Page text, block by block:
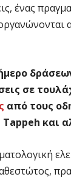
ένας
σε
από τους
και